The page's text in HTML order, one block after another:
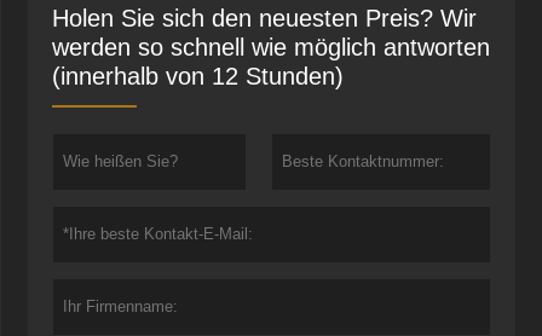
Holen Sie sich den neuesten Preis? Wir
werden so schnell wie möglich antworten
(innerhalb von 12 Stunden)